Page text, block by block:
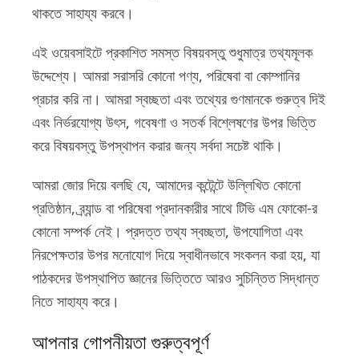
থাকতে সাহায্য করবে।
এই ওয়েবসাইটে প্রকাশিত সমস্ত বিষয়বস্তু শুধুমাত্র তথ্যমূলক
উদ্দেশ্যে। আমরা সরাসরি কোনো পণ্য, পরিষেবা বা কোম্পানির
প্রচার করি না। আমরা স্বচ্ছতা এবং তথ্যের গুণমানকে গুরুত্ব দিই
এবং নির্ভরযোগ্য উৎস, গবেষণা ও সতর্ক বিশ্লেষণের উপর ভিত্তি
করে বিষয়বস্তু উপস্থাপন করার জন্য সর্বদা সচেষ্ট থাকি।
আমরা জোর দিয়ে বলছি যে, আমাদের কন্টেন্টে উল্লিখিত কোনো
প্রতিষ্ঠান, ব্র্যান্ড বা পরিষেবা প্রদানকারীর সাথে টিভি এম ফোকো-র
কোনো সম্পর্ক নেই। প্রদত্ত তথ্য স্বচ্ছতা, উপযোগিতা এবং
নিরপেক্ষতার উপর মনোযোগ দিয়ে স্বাধীনভাবে সংকলন করা হয়, যা
পাঠকদের উপস্থাপিত জ্ঞানের ভিত্তিতে আরও সুচিন্তিত সিদ্ধান্ত
নিতে সাহায্য করে।
আপনার গোপনীয়তা গুরুত্বপূর্ণ